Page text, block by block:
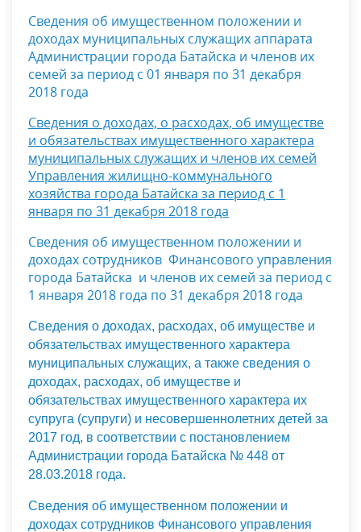
Сведения об имущественном положении и
доходах муниципальных служащих аппарата
Администрации города Батайска и членов их
семей за период с 01 января по 31 декабря
2018 года
Сведения о доходах, о расходах, об имуществе
и обязательствах имущественного характера
муниципальных служащих и членов их семей
Управления жилищно-коммунального
хозяйства города Батайска за период с 1
января по 31 декабря 2018 года
Сведения об имущественном положении и
доходах сотрудников Финансового управления
города Батайска и членов их семей за период с
1 января 2018 года по 31 декабря 2018 года
Сведения о доходах, расходах, об имуществе и
обязательствах имущественного характера
муниципальных служащих, а также сведения о
доходах, расходах, об имуществе и
обязательствах имущественного характера их
супруга (супруги) и несовершеннолетних детей за
2017 год, в соответствии с постановлением
Администрации города Батайска № 448 от
28.03.2018 года.
Сведения об имущественном положении и
доходах сотрудников Финансового управления